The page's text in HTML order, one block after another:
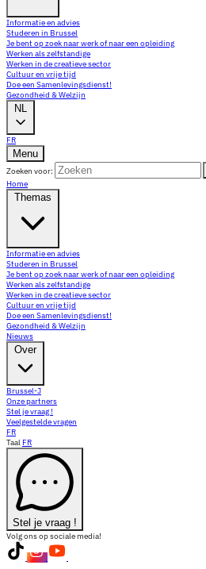
Informatie en advies
Studeren in Brussel
Je bent op zoek naar werk of naar een opleiding
Werken als zelfstandige
Werken in de creatieve sector
Cultuur en vrije tijd
Doe een Samenlevingsdienst!
Gezondheid & Welzijn
NL
FR
Menu
Zoeken voor:
Home
Themas
Informatie en advies
Studeren in Brussel
Je bent op zoek naar werk of naar een opleiding
Werken als zelfstandige
Werken in de creatieve sector
Cultuur en vrije tijd
Doe een Samenlevingsdienst!
Gezondheid & Welzijn
Nieuws
Over
Brussel-J
Onze partners
Stel je vraag !
Veelgestelde vragen
FR
Taal FR
Stel je vraag !
Volg ons op sociale media!